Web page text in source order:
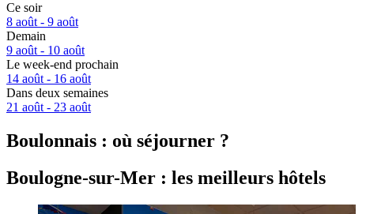
Ce soir
8 août - 9 août
Demain
9 août - 10 août
Le week-end prochain
14 août - 16 août
Dans deux semaines
21 août - 23 août
Boulonnais : où séjourner ?
Boulogne-sur-Mer : les meilleurs hôtels